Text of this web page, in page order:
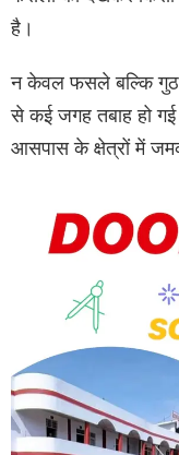
है।
न केवल फसले बल्कि
से कई जगह तबाह हो
आसपास के क्षेत्रों में